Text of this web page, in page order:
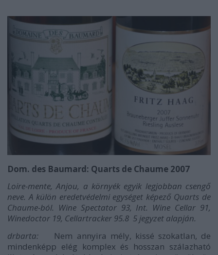
Dom. des Baumard: Quarts de Chaume 2007
Loire-mente, Anjou, a környék egyik legjobban csengő
neve. A külön eredetvédelmi egységet képező Quarts de
Chaume-ból. Wine Spectator 93, Int. Wine Cellar 91,
Winedoctor 19, Cellartracker 95.8 5 jegyzet alapján.
drbarta: Nem annyira mély, kissé szokatlan, de
mindenképp elég komplex és hosszan szálazható